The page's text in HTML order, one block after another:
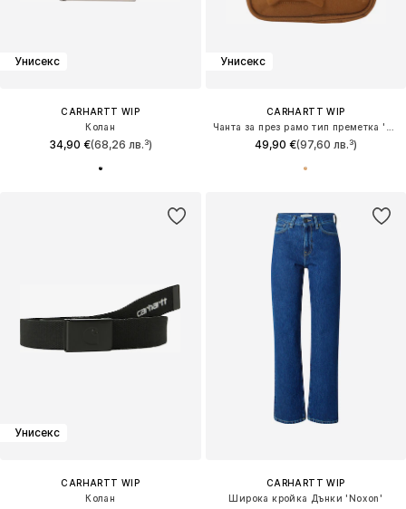
Унисекс
CARHARTT WIP
Колан
34,90 €(68,26 лв.³)
Унисекс
CARHARTT WIP
49,90 €(97,60 лв.³)
Унисекс
CARHARTT WIP
Колан
CARHARTT WIP
Широка кройка Дънки 'Noxon'